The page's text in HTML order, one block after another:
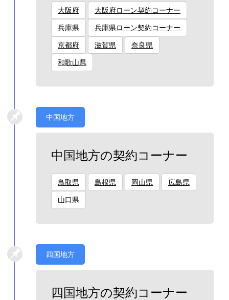
大阪府 大阪府ローン契約コーナー
兵庫県 兵庫県ローン契約コーナー
京都府 滋賀県 奈良県
和歌山県
中国地方
中国地方の契約コーナー
鳥取県 島根県 岡山県 広島県
山口県
四国地方
四国地方の契約コーナー